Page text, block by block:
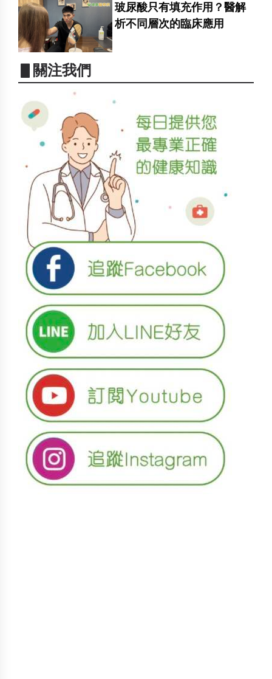
玻尿酸只有填充作用？醫解
析不同層次的臨床應用
▋關注我們